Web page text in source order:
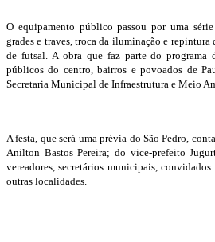
O equipamento público passou por uma
grades e traves, troca da iluminação e repintura
de futsal. A obra que faz parte do programa
públicos do centro, bairros e povoados de
Secretaria Municipal de Infraestrutura e Meio
A festa, que será uma prévia do São Pedro,
Anilton Bastos Pereira; do vice-prefeito
vereadores, secretários municipais,
outras localidades.